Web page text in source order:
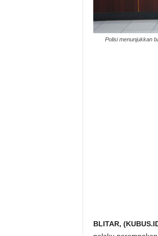
Polisi menunjukkan
BLITAR,